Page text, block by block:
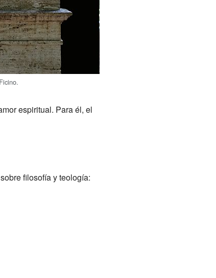
espiritual. Para él, el
filosofía y teología: